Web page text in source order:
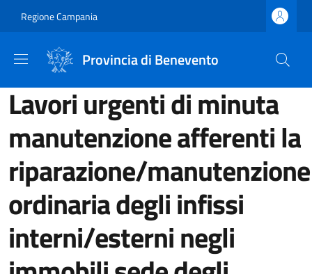
Regione Campania
Provincia di Benevento
Lavori urgenti di minuta
manutenzione afferenti la
riparazione/manutenzione
ordinaria degli infissi
interni/esterni negli